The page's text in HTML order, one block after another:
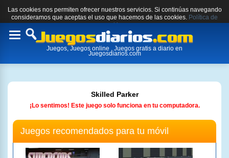
Las cookies nos permiten ofrecer nuestros servicios. Si continúas navegando
consideramos que aceptas el uso que hacemos de las cookies. Política de
cookies.
Toggle
Juegos, Juegos online , Juegos gratis a diario en
Juegosdiarios.com
Skilled Parker
¡Lo sentimos! Este juego solo funciona en tu computadora.
Juegos recomendados para tu móvil